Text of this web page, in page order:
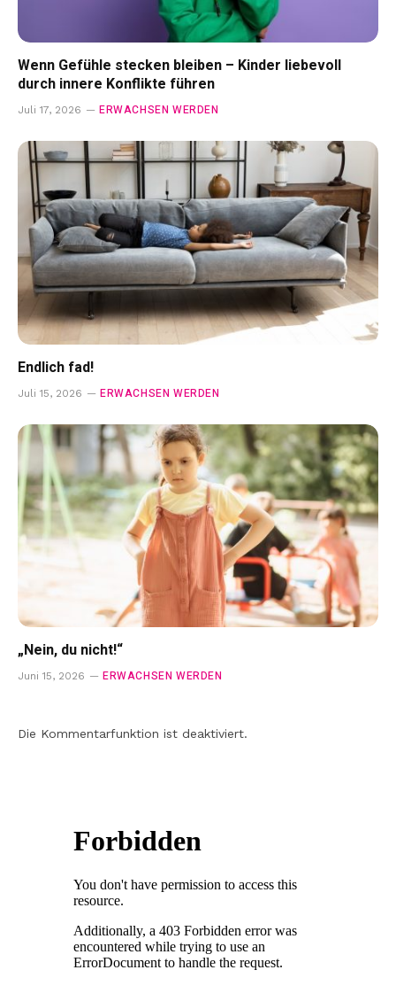
Wenn Gefühle stecken bleiben – Kinder liebevoll
durch innere Konflikte führen
Juli 17, 2026 ERWACHSEN WERDEN
Endlich fad!
Juli 15, 2026 ERWACHSEN WERDEN
„Nein, du nicht!“
Juni 15, 2026 ERWACHSEN WERDEN
Die Kommentarfunktion ist deaktiviert.